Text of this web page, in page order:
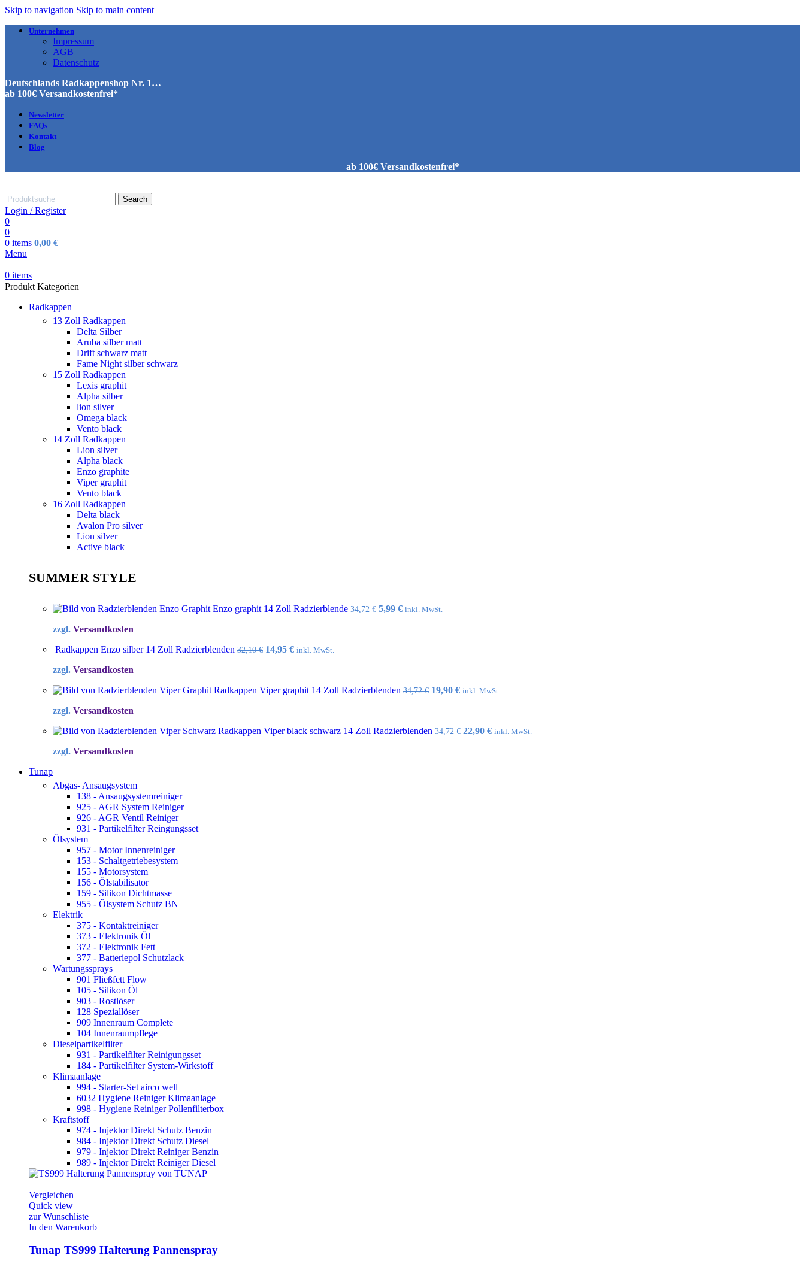
Skip to navigation Skip to main content
Unternehmen
Impressum
AGB
Datenschutz
Deutschlands Radkappenshop Nr. 1…
ab 100€ Versandkostenfrei*
Newsletter
FAQs
Kontakt
Blog
ab 100€ Versandkostenfrei*
Search
Login / Register
0
0
0 items 0,00 €
Menu
0 items
Produkt Kategorien
Radkappen
13 Zoll Radkappen
Delta Silber
Aruba silber matt
Drift schwarz matt
Fame Night silber schwarz
15 Zoll Radkappen
Lexis graphit
Alpha silber
lion silver
Omega black
Vento black
14 Zoll Radkappen
Lion silver
Alpha black
Enzo graphite
Viper graphit
Vento black
16 Zoll Radkappen
Delta black
Avalon Pro silver
Lion silver
Active black
SUMMER STYLE
Enzo graphit 14 Zoll Radzierblende 34,72€ Ursprünglicher
5,99 €Aktueller
inkl. MwSt.
zzgl. Versandkosten
Radkappen Enzo silber 14 Zoll Radzierblenden 32,10€ Ursprünglicher
14,95 €Aktueller
inkl. MwSt.
zzgl. Versandkosten
Radkappen Viper graphit 14 Zoll Radzierblenden 34,72€ Ursprünglicher
19,90 €Aktueller
inkl. MwSt.
zzgl. Versandkosten
Radkappen Viper black schwarz 14 Zoll Radzierblenden 34,72€ Ursprünglicher
22,90 €Aktueller
inkl. MwSt.
zzgl. Versandkosten
Tunap
Abgas- Ansaugsystem
138 - Ansaugsystemreiniger
925 - AGR System Reiniger
926 - AGR Ventil Reiniger
931 - Partikelfilter Reingungsset
Ölsystem
957 - Motor Innenreiniger
153 - Schaltgetriebesystem
155 - Motorsystem
156 - Ölstabilisator
159 - Silikon Dichtmasse
955 - Ölsystem Schutz BN
Elektrik
375 - Kontaktreiniger
373 - Elektronik Öl
372 - Elektronik Fett
377 - Batteriepol Schutzlack
Wartungssprays
901 Fließfett Flow
105 - Silikon Öl
903 - Rostlöser
128 Speziallöser
909 Innenraum Complete
104 Innenraumpflege
Dieselpartikelfilter
931 - Partikelfilter Reinigungsset
184 - Partikelfilter System-Wirkstoff
Klimaanlage
994 - Starter-Set airco well
6032 Hygiene Reiniger Klimaanlage
998 - Hygiene Reiniger Pollenfilterbox
Kraftstoff
974 - Injektor Direkt Schutz Benzin
984 - Injektor Direkt Schutz Diesel
979 - Injektor Direkt Reiniger Benzin
989 - Injektor Direkt Reiniger Diesel
Vergleichen
Quick view
zur Wunschliste
In den Warenkorb
Tunap TS999 Halterung Pannenspray